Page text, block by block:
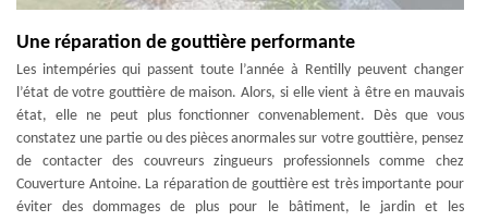
Une réparation de gouttière performante
Les intempéries qui passent toute l’année à Rentilly peuvent changer
l’état de votre gouttière de maison. Alors, si elle vient à être en mauvais
état, elle ne peut plus fonctionner convenablement. Dès que vous
constatez une partie ou des pièces anormales sur votre gouttière, pensez
de contacter des couvreurs zingueurs professionnels comme chez
Couverture Antoine. La réparation de gouttière est très importante pour
éviter des dommages de plus pour le bâtiment, le jardin et les